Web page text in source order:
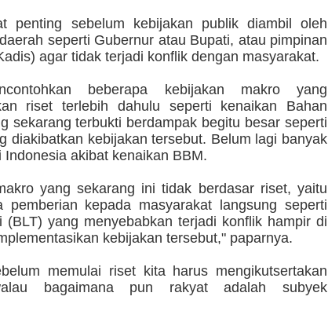
penting sebelum kebijakan publik diambil oleh
seperti Gubernur atau Bupati, atau pimpinan
agar tidak terjadi konflik dengan masyarakat.
beberapa kebijakan makro yang
riset terlebih dahulu seperti kenaikan Bahan
sekarang terbukti berdampak begitu besar seperti
diakibatkan kebijakan tersebut. Belum lagi banyak
akibat kenaikan BBM.
yang sekarang ini tidak berdasar riset, yaitu
kepada masyarakat langsung seperti
(BLT) yang menyebabkan terjadi konflik hampir di
kebijakan tersebut," paparnya.
memulai riset kita harus mengikutsertakan
bagaimana pun rakyat adalah subyek